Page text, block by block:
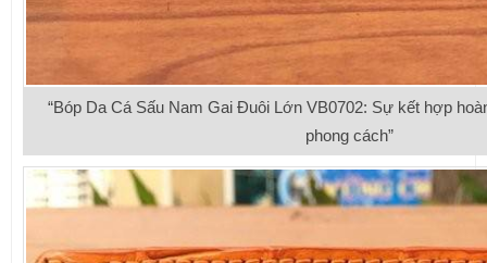
“Bóp Da Cá Sấu Nam Gai Đuôi Lớn VB0702: Sự kết hợp
phong cách”